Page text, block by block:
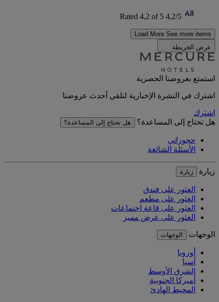
4,2/5
Rated 4,2 of 5
Load More See more items
عرض الخريطة
استمتع بعروضنا الحصرية
اشترك في النشرة الإخبارية لتلقي أحدث عروضنا
اشترك
هل تحتاج إلى المساعدة؟
هل تحتاج إلى المساعدة؟
حجوزاتي
الأسئلة الشائعة
زيارة زيارة
العثور على فندق
العثور على مطعم
العثور على قاعة اجتماعات
العثور على عرض مميز
الوجهات الوجهات
أوروبا
آسيا
الشرق الأوسط
أميركا الجنوبية
المحيط الهادئ